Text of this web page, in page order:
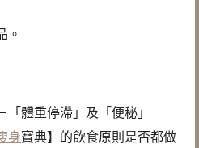
。
「體重停滯」及「便秘」
身寶典】的飲食原則是否都做